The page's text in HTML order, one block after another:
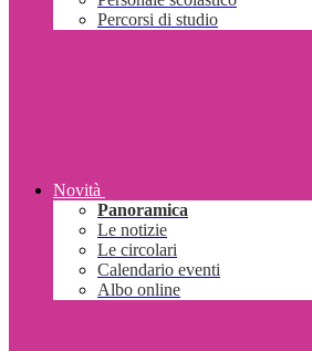
Percorsi di studio
Novità
Panoramica
Le notizie
Le circolari
Calendario eventi
Albo online